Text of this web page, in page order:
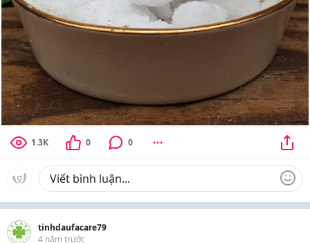
1.3K 0 0
tinhdaufacare79
4 năm trước